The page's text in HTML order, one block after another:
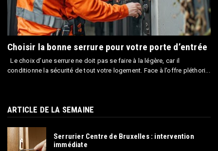
Choisir la bonne serrure pour votre porte d’entrée
Le choix d’une serrure ne doit pas se faire à la légère, car il
conditionne la sécurité de tout votre logement. Face à l’offre pléthori...
ARTICLE DE LA SEMAINE
Serrurier Centre de Bruxelles : intervention
immédiate